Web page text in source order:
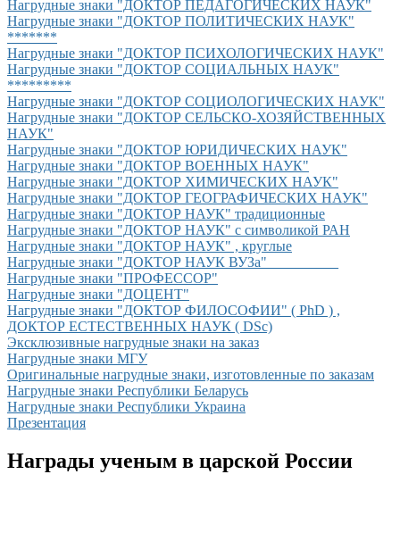
Нагрудные знаки "ДОКТОР ПЕДАГОГИЧЕСКИХ НАУК"
Нагрудные знаки "ДОКТОР ПОЛИТИЧЕСКИХ НАУК"
*******
Нагрудные знаки "ДОКТОР ПСИХОЛОГИЧЕСКИХ НАУК"
Нагрудные знаки "ДОКТОР СОЦИАЛЬНЫХ НАУК"
*********
Нагрудные знаки "ДОКТОР СОЦИОЛОГИЧЕСКИХ НАУК"
Нагрудные знаки "ДОКТОР СЕЛЬСКО-ХОЗЯЙСТВЕННЫХ
НАУК"
Нагрудные знаки "ДОКТОР ЮРИДИЧЕСКИХ НАУК"
Нагрудные знаки "ДОКТОР ВОЕННЫХ НАУК"
Нагрудные знаки "ДОКТОР ХИМИЧЕСКИХ НАУК"
Нагрудные знаки "ДОКТОР ГЕОГРАФИЧЕСКИХ НАУК"
Нагрудные знаки "ДОКТОР НАУК" традиционные
Нагрудные знаки "ДОКТОР НАУК" с символикой РАН
Нагрудные знаки "ДОКТОР НАУК" , круглые
Нагрудные знаки "ДОКТОР НАУК ВУЗа"__________
Нагрудные знаки "ПРОФЕССОР"
Нагрудные знаки "ДОЦЕНТ"
Нагрудные знаки "ДОКТОР ФИЛОСОФИИ" ( PhD ) ,
ДОКТОР ЕСТЕСТВЕННЫХ НАУК ( DSc)
Эксклюзивные нагрудные знаки на заказ
Нагрудные знаки МГУ
Оригинальные нагрудные знаки, изготовленные по заказам
Нагрудные знаки Республики Беларусь
Нагрудные знаки Республики Украина
Презентация
Награды ученым в царской России